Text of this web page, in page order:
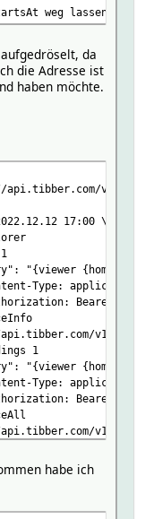
weg lassen,
da
die Adresse ist
haben möchte.
api.tibber.com/v1-
17:00 \
"{viewer
Type:
Bearer
v1-
1
"{viewer
Type:
Bearer
v1-
Type:
Bearer
v1-
habe ich